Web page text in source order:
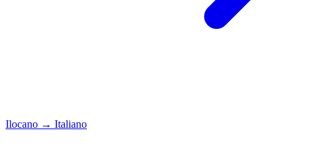
Ilocano → Italiano